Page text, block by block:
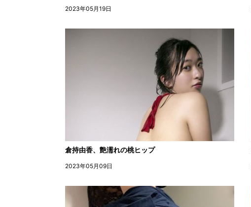
2023年05月19日
倉持由香、艶濡れの桃ヒップ
2023年05月09日